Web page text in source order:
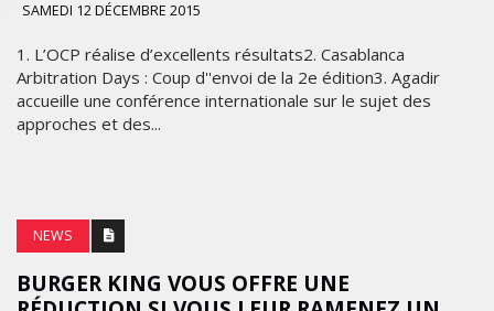
SAMEDI 12 DÉCEMBRE 2015
1. L’OCP réalise d’excellents résultats2. Casablanca
Arbitration Days : Coup d''envoi de la 2e édition3. Agadir
accueille une conférence internationale sur le sujet des
approches et des...
NEWS
BURGER KING VOUS OFFRE UNE